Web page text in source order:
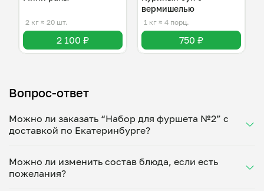
2 кг ≈ 20 шт.
2 100 ₽
вермишелью
1 кг ≈ 4 порц.
750 ₽
Вопрос-ответ
Можно ли заказать “Набор для фуршета №2” с
доставкой по Екатеринбурге?
Укажите удобное время — и получите свежее
домашнее блюдо в большой порции прямо с плиты.
Можно ли изменить состав блюда, если есть
пожелания?